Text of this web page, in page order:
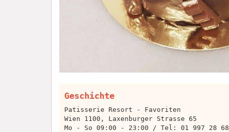
Geschichte
Patisserie Resort - Favoriten
Wien 1100, Laxenburger Strasse 65
Mo - So 09:00 - 23:00 / Tel: 01 997 28 68